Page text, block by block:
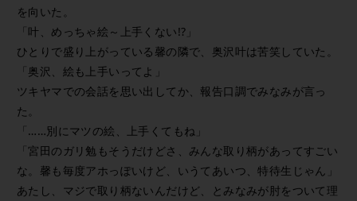
を向いた。
「叶、めっちゃ絵～上手くない!?」
ひとりで盛り上がっている馨の隣で、奥沢叶は苦笑していた。
「奥沢、絵も上手いってよ」
ツキヤマでの会話を思い出してか、報告口調でみなみが言っ
た。
「……別にマツの絵、上手くてもね」
「宮田のガリ勉もそうだけどさ、みんな取り柄があってすごい
な。馨も毎度アホっぽいけど、いうてあいつ、特待生じゃん」
あたし、マジで取り柄ないんだけど、とみなみが肘をついて理